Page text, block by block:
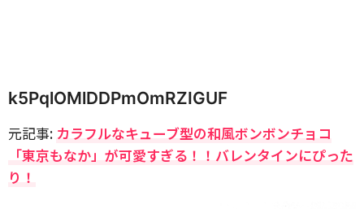
k5PqlOMlDDPmOmRZIGUF
元記事: カラフルなキューブ型の和風ボンボンチョコ
「東京もなか」が可愛すぎる！！バレンタインにぴった
り！